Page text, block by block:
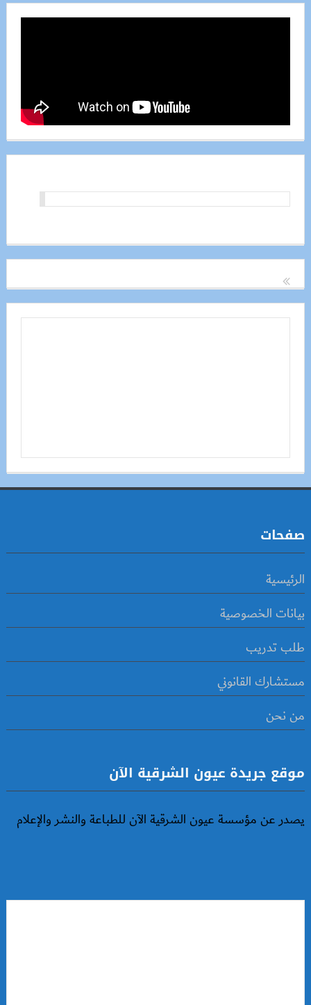
صفحات
الرئيسية
بيانات الخصوصية
طلب تدريب
مستشارك القانوني
من نحن
موقع جريدة عيون الشرقية الآن
يصدر عن مؤسسة عيون الشرقية الآن للطباعة والنشر والإعلام